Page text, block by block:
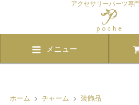
アクセサリーパーツ専
メニュー
ホーム > チャーム > 装飾品